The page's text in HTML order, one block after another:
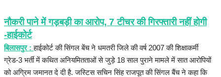
मैगज़ीन की लेख
प्रमुख खबर
हेल्थ
नौकरी पाने में गड़बड़ी का आरोप, 7 टीचर की गिरफ्तारी नहीं होगी
-हाईकोर्ट
बिलासपुर : हाईकोर्ट की सिंगल बेंच ने धमतरी जिले की वर्ष 2007 की शिक्षाकर्मी
ग्रेड-3 भर्ती में कथित अनियमितताओं से जुड़े 18 साल पुराने मामले में सात आरोपियों
को अग्रिम जमानत दे दी है. जस्टिस सचिन सिंह राजपूत की सिंगल बैंच ने कहा कि